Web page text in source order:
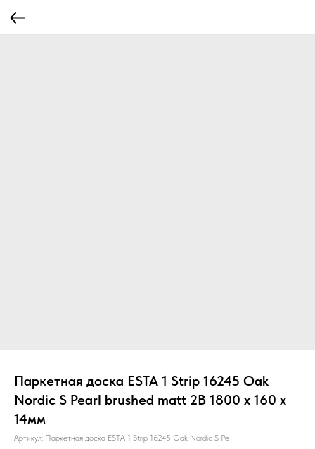
Паркетная доска ESTA 1 Strip 16245 Oak
Nordic S Pearl brushed matt 2B 1800 x 160 x
14мм
Артикул: Паркетная доска ESTA 1 Strip 16245 Oak Nordic S Pe